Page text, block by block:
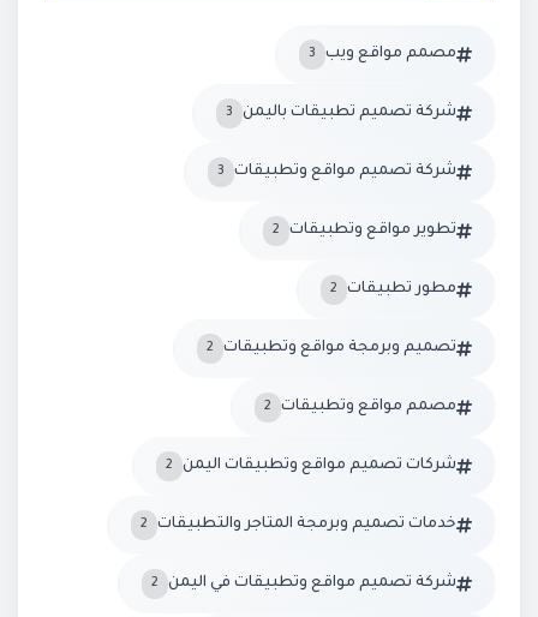
مصمم مواقع ويب 3
شركة تصميم تطبيقات باليمن 3
شركة تصميم مواقع وتطبيقات 3
تطوير مواقع وتطبيقات 2
مطور تطبيقات 2
تصميم وبرمجة مواقع وتطبيقات 2
مصمم مواقع وتطبيقات 2
شركات تصميم مواقع وتطبيقات اليمن 2
خدمات تصميم وبرمجة المتاجر والتطبيقات 2
شركة تصميم مواقع وتطبيقات في اليمن 2